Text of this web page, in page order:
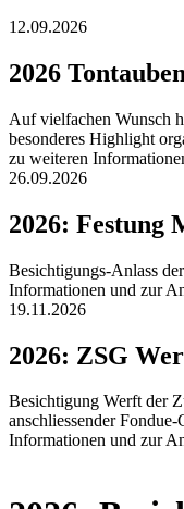
12.09.2026
2026
Auf vielfachen Wunsch
besonderes Highlight
zu weiteren
26.09.2026
2026: Festung
Besichtigungs-Anlass
Informationen und zur
19.11.2026
2026: ZSG
Besichtigung Werft der
anschliessender
Informationen und zur